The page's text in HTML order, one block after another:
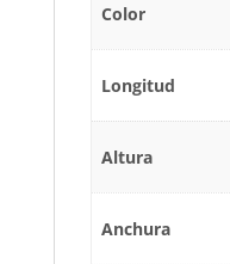
Color
Longitud
Altura
Anchura